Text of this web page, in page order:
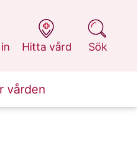
Hitta vård
på 1177.se
Sök
på 1177.se
vården